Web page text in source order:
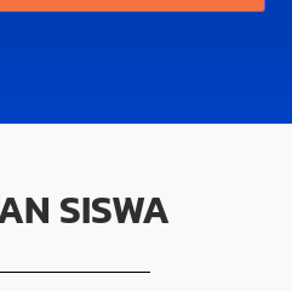
SISWA